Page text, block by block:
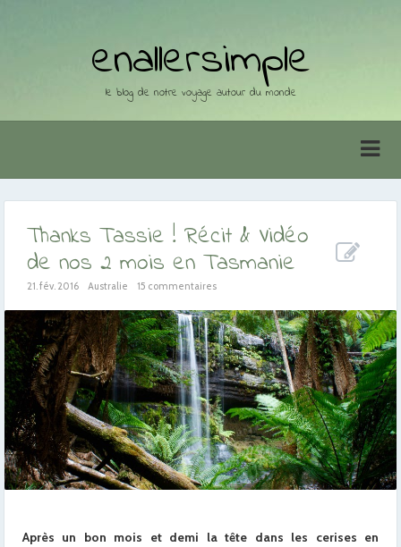
enallersimple
le blog de notre voyage autour du monde
Thanks Tassie ! Récit & Vidéo
de nos 2 mois en Tasmanie
21. fév. 2016 Australie 15 commentaires
Après un bon mois et demi la tête dans les cerises en